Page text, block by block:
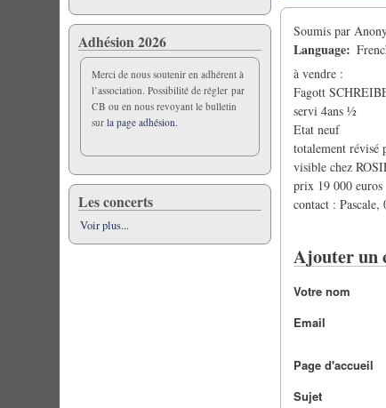
Soumis par
Language
à vendre :
Fagott
servi 4ans ½
Etat neuf
totalement révisé
visible chez
prix 19 000 euros
contact : Pascale,
Ajouter un
Votre nom
Email
Page d'accueil
Sujet
Adhésion 2026
Merci de nous soutenir en adhérent à
l’association. Possibilité de régler par
CB ou en nous revoyant le bulletin
surla page adhésion.
Les concerts
Voir plus...